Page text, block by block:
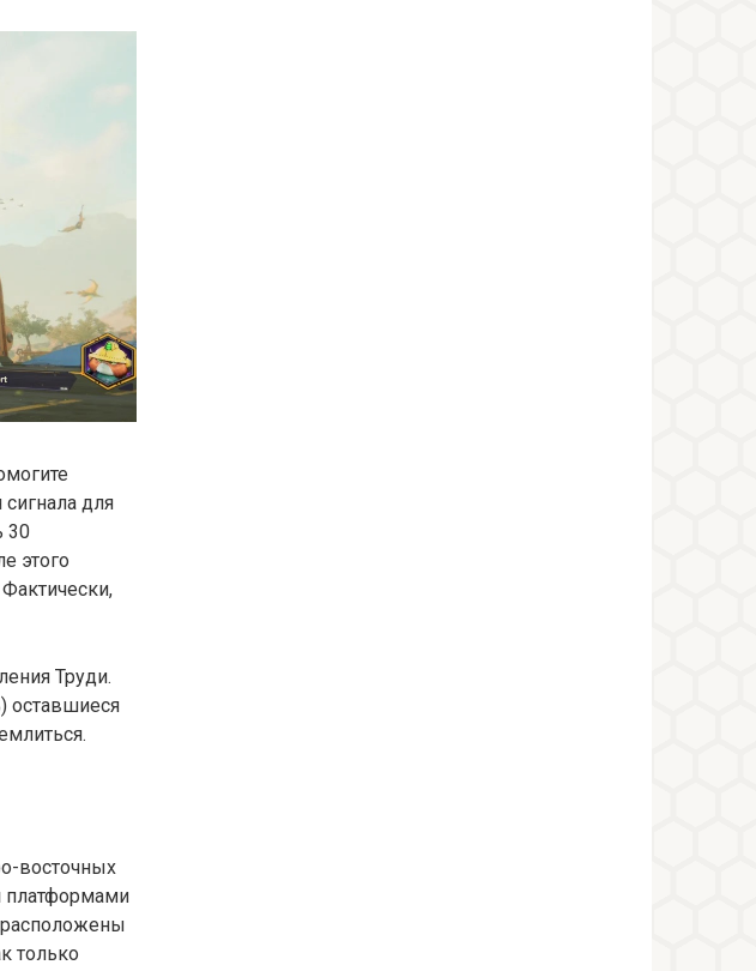
для
30
этого
Труди.
оставшиеся
восточных
платформами
только